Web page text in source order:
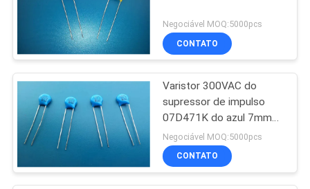
Negociável MOQ:5000pcs
CONTATO
Varistor 300VAC do
supressor de impulso
07D471K do azul 7mm
para a Linha-Terra
Negociável MOQ:5000pcs
CONTATO